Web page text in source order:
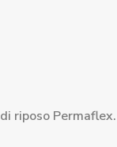
riposo Permaflex.